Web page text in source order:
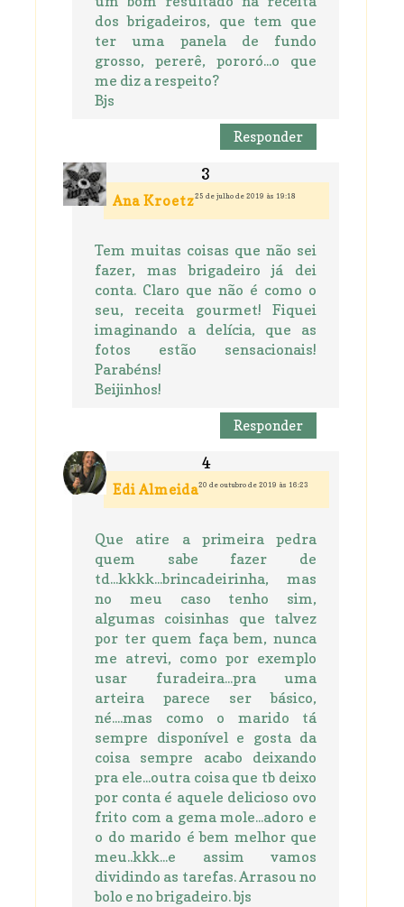
dos brigadeiros, que tem que
ter uma panela de fundo
grosso, pererê, pororó...o que
me diz a respeito?
Bjs
Responder
Ana Kroetz25 de julho de 2019 às 19:18
Tem muitas coisas que não sei
fazer, mas brigadeiro já dei
conta. Claro que não é como o
seu, receita gourmet! Fiquei
imaginando a delícia, que as
fotos estão sensacionais!
Parabéns!
Beijinhos!
Responder
Edi Almeida20 de outubro de 2019 às 16:23
Que atire a primeira pedra
quem sabe fazer de
td...kkkk...brincadeirinha, mas
no meu caso tenho sim,
algumas coisinhas que talvez
por ter quem faça bem, nunca
me atrevi, como por exemplo
usar furadeira...pra uma
arteira parece ser básico,
né....mas como o marido tá
sempre disponível e gosta da
coisa sempre acabo deixando
pra ele...outra coisa que tb deixo
por conta é aquele delicioso ovo
frito com a gema mole...adoro e
o do marido é bem melhor que
meu..kkk...e assim vamos
dividindo as tarefas. Arrasou no
bolo e no brigadeiro. bjs